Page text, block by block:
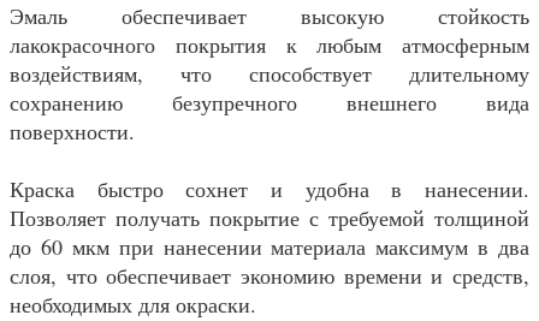
Эмаль обеспечивает высокую стойкость
лакокрасочного покрытия к любым атмосферным
воздействиям, что способствует длительному
сохранению безупречного внешнего вида
поверхности.
Краска быстро сохнет и удобна в нанесении.
Позволяет получать покрытие с требуемой толщиной
до 60 мкм при нанесении материала максимум в два
слоя, что обеспечивает экономию времени и средств,
необходимых для окраски.